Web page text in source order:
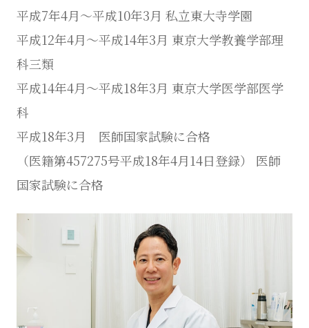
平成7年4月～平成10年3月 私立東大寺学園
平成12年4月～平成14年3月 東京大学教養学部理
科三類
平成14年4月～平成18年3月 東京大学医学部医学
科
平成18年3月 医師国家試験に合格
（医籍第457275号平成18年4月14日登録） 医師
国家試験に合格